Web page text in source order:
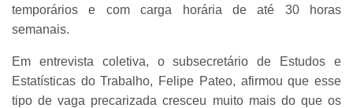
temporários e com carga horária de até 30 horas
semanais.
Em entrevista coletiva, o subsecretário de Estudos e
Estatísticas do Trabalho, Felipe Pateo, afirmou que esse
tipo de vaga precarizada cresceu muito mais do que os